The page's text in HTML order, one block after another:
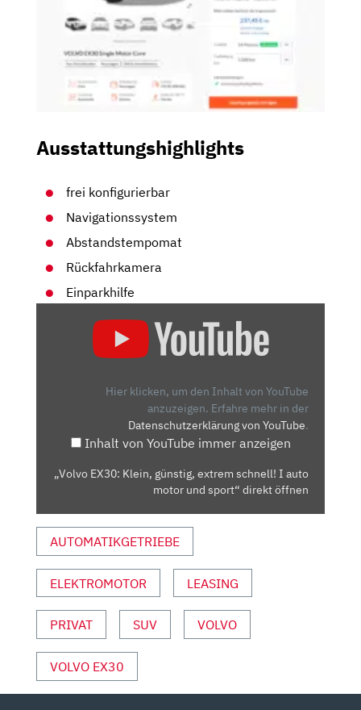
Ausstattungshighlights
frei konfigurierbar
Navigationssystem
Abstandstempomat
Rückfahrkamera
Einparkhilfe
MOTOR
VON
YOUTUBE
Hier klicken, um den Inhalt von YouTube
anzuzeigen. Erfahre mehr in der
Datenschutzerklärung von YouTube.
Inhalt von YouTube immer anzeigen
„Volvo EX30: Klein, günstig, extrem schnell! I auto
motor und sport“ direkt öffnen
AUTOMATIKGETRIEBE
ELEKTROMOTOR LEASING
PRIVAT SUV VOLVO
VOLVO EX30